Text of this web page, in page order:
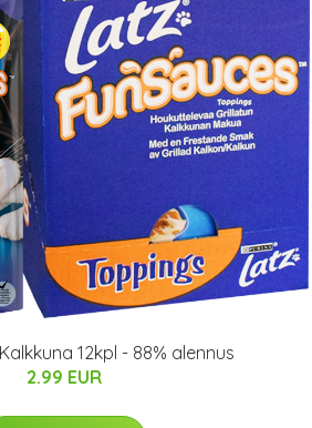
12kpl - 88% alennus
2.99 EUR